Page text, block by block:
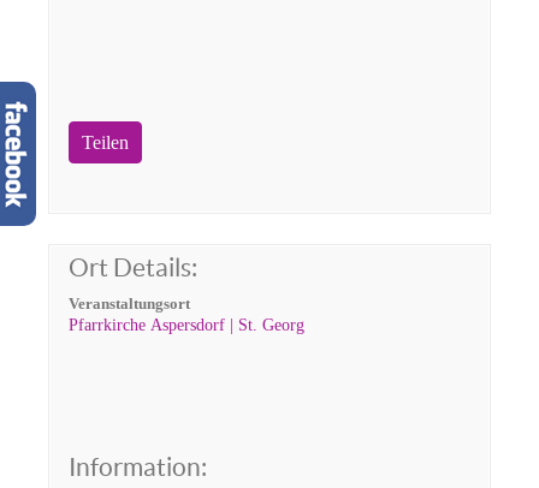
Teilen
Ort Details:
Veranstaltungsort
Pfarrkirche Aspersdorf | St. Georg
Information: